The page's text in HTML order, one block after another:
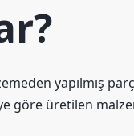
yapılmış
göre üretilen